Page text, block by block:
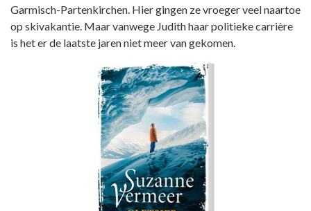
Garmisch-Partenkirchen. Hier gingen ze vroeger veel naartoe
op skivakantie. Maar vanwege Judith haar politieke carrière
is het er de laatste jaren niet meer van gekomen.